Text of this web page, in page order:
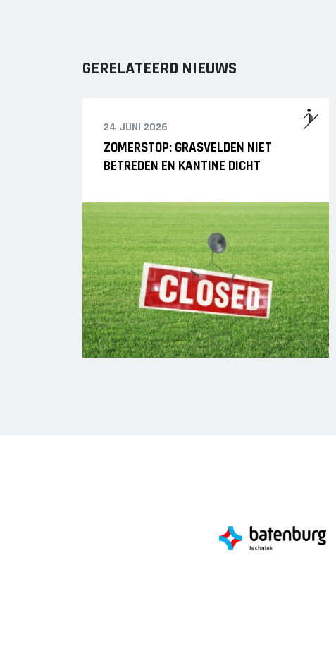
GERELATEERD NIEUWS
24 JUNI 2026
ZOMERSTOP: GRASVELDEN NIET
BETREDEN EN KANTINE DICHT